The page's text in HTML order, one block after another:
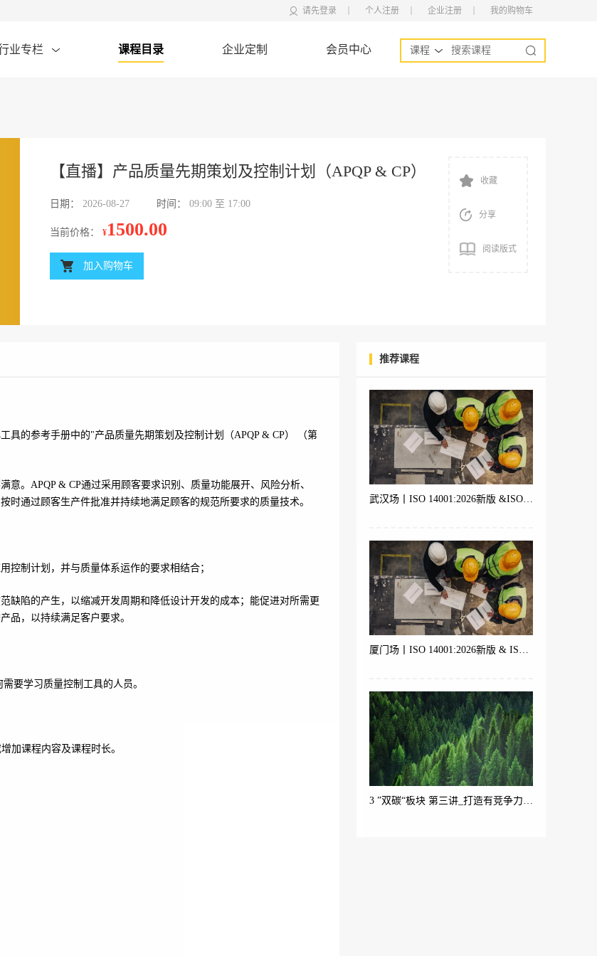
请先登录 个人注册 企业注册 我的购物车
业专栏 课程目录 企业定制 会员中心 课程
【直播】产品质量先期策划及控制计划（APQP & CP）
日期： 2026-08-27 时间： 09:00 至 17:00
当前价格： ¥1500.00
加入购物车
收藏
分享
阅读版式
具的参考手册中的"产品质量先期策划及控制计划（APQP & CP） （第
。APQP & CP通过采用顾客要求识别、质量功能展开、风险分析、
时通过顾客生产件批准并持续地满足顾客的规范所要求的质量技术。
控制计划，并与质量体系运作的要求相结合；
缺陷的产生，以缩减开发周期和降低设计开发的成本；能促进对所需更
品，以持续满足客户要求。
要学习质量控制工具的人员。
加课程内容及课程时长。
推荐课程
武汉场丨ISO 14001:2026新版 &ISO 9001 &ISO 45001体系内审员培训
厦门场丨ISO 14001:2026新版 & ISO 9001 体系内审员培训
3 ”双碳“板块 第三讲_打造有竞争力的绿色产品（产品碳足迹ISO 14067与生命周期理论）